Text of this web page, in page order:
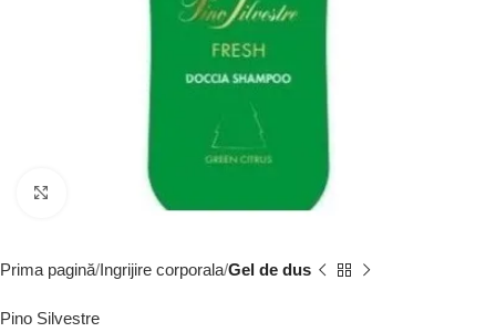
Faceți clic pentru a mări
Prima pagină Ingrijire corporala Gel de dus
Pino Silvestre